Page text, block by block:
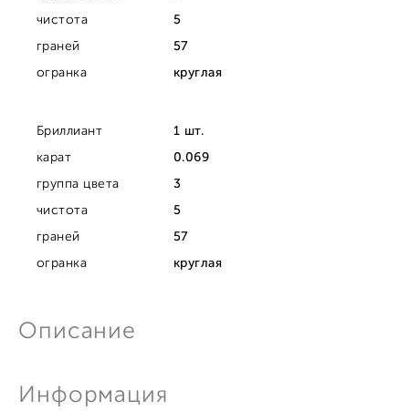
Описание
Информация
чистота
5
граней
57
огранка
круглая
Бриллиант
1 шт.
карат
0.069
группа цвета
3
чистота
5
граней
57
огранка
круглая